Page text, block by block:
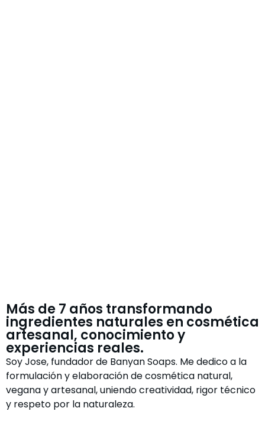
Más de 7 años transformando
ingredientes naturales en cosmética
artesanal, conocimiento y
experiencias reales.
Soy Jose, fundador de Banyan Soaps. Me dedico a la
formulación y elaboración de cosmética natural,
vegana y artesanal, uniendo creatividad, rigor técnico
y respeto por la naturaleza.